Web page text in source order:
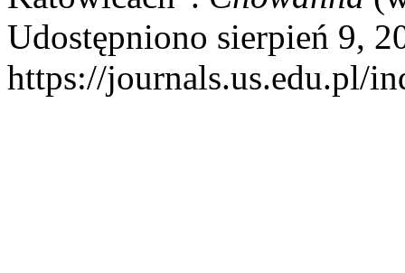
Udostępniono sierpień 9,
https://journals.us.edu.pl/